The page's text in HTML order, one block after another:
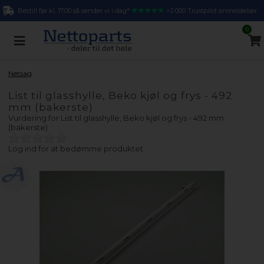
Bestill før kl. 17.00 så sender vi i dag* >2.000 Trustpilot anmeldelser
0
Netsag
List til glasshylle, Beko kjøl og frys - 492
mm (bakerste)
Vurdering for List til glasshylle, Beko kjøl og frys - 492 mm
(bakerste)
Log ind for at bedømme produktet